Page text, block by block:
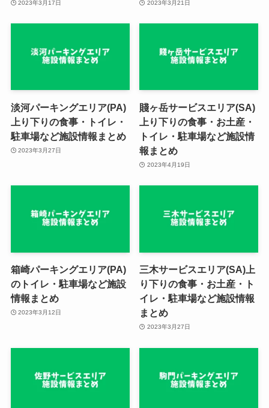
2023年3月17日 2023年3月21日
淡河パーキングエリア(PA)
上り下りの食事・トイレ・
駐車場など施設情報まとめ
2023年3月27日
賤ヶ岳サービスエリア(SA)
上り下りの食事・お土産・
トイレ・駐車場など施設情
報まとめ
2023年4月19日
箱崎パーキングエリア(PA)
のトイレ・駐車場など施設
情報まとめ
2023年3月12日
三木サービスエリア(SA)上
り下りの食事・お土産・ト
イレ・駐車場など施設情報
まとめ
2023年3月27日